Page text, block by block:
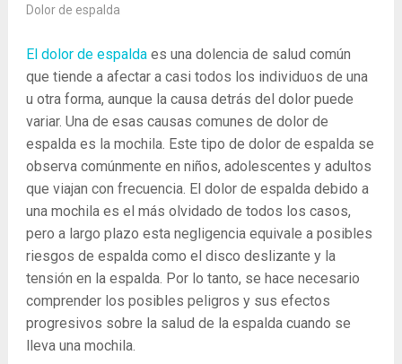
Dolor de espalda
El dolor de espalda es una dolencia de salud común
que tiende a afectar a casi todos los individuos de una
u otra forma, aunque la causa detrás del dolor puede
variar. Una de esas causas comunes de dolor de
espalda es la mochila. Este tipo de dolor de espalda se
observa comúnmente en niños, adolescentes y adultos
que viajan con frecuencia. El dolor de espalda debido a
una mochila es el más olvidado de todos los casos,
pero a largo plazo esta negligencia equivale a posibles
riesgos de espalda como el disco deslizante y la
tensión en la espalda. Por lo tanto, se hace necesario
comprender los posibles peligros y sus efectos
progresivos sobre la salud de la espalda cuando se
lleva una mochila.